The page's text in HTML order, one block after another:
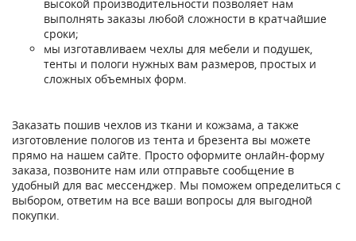
высокой производительности позволяет нам
выполнять заказы любой сложности в кратчайшие
сроки;
мы изготавливаем чехлы для мебели и подушек,
тенты и пологи нужных вам размеров, простых и
сложных объемных форм.
Заказать пошив чехлов из ткани и кожзама, а также
изготовление пологов из тента и брезента вы можете
прямо на нашем сайте. Просто оформите онлайн-форму
заказа, позвоните нам или отправьте сообщение в
удобный для вас мессенджер. Мы поможем определиться с
выбором, ответим на все ваши вопросы для выгодной
покупки.